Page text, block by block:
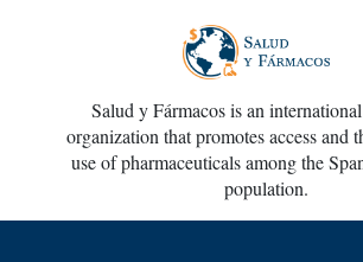
Salud y Fármacos is an
organization that promotes access and
use of pharmaceuticals among the
population.